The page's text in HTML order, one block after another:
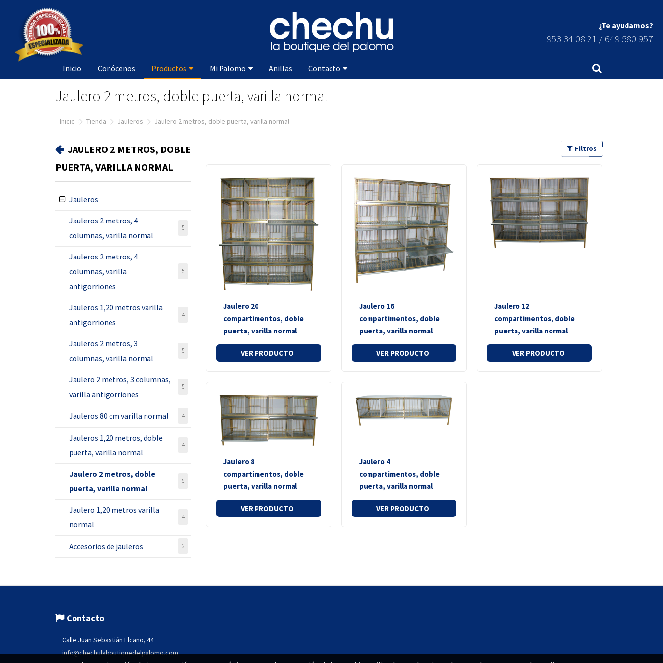
953 34 08 21 / 649 580 957
Inicio Conócenos Productos Mi Palomo Anillas Contacto
Jaulero 2 metros, doble puerta, varilla normal
inicio tienda jauleros jaulero 2 metros, doble puerta, varilla normal
JAULERO 2 METROS, DOBLE
PUERTA, VARILLA NORMAL
Jauleros
Jauleros 2 metros, 4
columnas, varilla normal
5
Jauleros 2 metros, 4
columnas, varilla
antigorriones
5
Jauleros 1,20 metros varilla
antigorriones
4
Jauleros 2 metros, 3
columnas, varilla normal
5
Jaulero 2 metros, 3 columnas,
varilla antigorriones
5
Jauleros 80 cm varilla normal 4
Jauleros 1,20 metros, doble
puerta, varilla normal
4
Jaulero 2 metros, doble
puerta, varilla normal
5
Jaulero 1,20 metros varilla
normal
4
Accesorios de jauleros 2
Filtros
Jaulero 20
compartimentos, doble
puerta, varilla normal
Jaulero 16
compartimentos, doble
puerta, varilla normal
Jaulero 12
compartimentos, doble
puerta, varilla normal
Jaulero 8
compartimentos, doble
puerta, varilla normal
Jaulero 4
compartimentos, doble
puerta, varilla normal
Contacto
Calle Juan Sebastián Elcano, 44
info@chechulaboutiquedelpalomo.com